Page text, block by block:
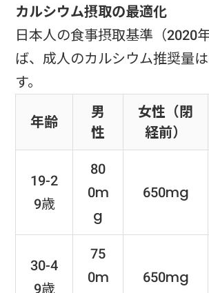
カルシウム摂取の最適化
日本人の食事摂取基準（2020
ば、成人のカルシウム推奨量
す。
年齢
男
性
女性（閉
経前）
19-2
9歳
80
0m
g
650mg
30-4
9歳
75
0m
650mg